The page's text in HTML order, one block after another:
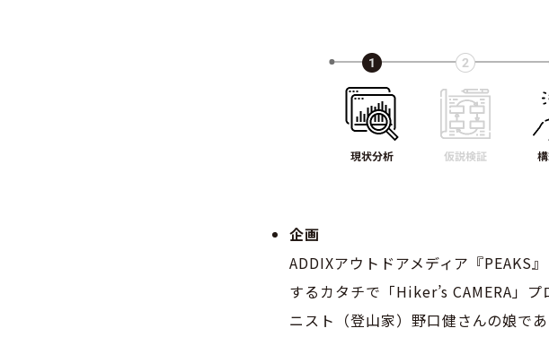
企画
ADDIXアウトドアメディア『PEAKS
するカタチで「Hiker’s CAMERA」
ニスト（登山家）野口健さんの娘で